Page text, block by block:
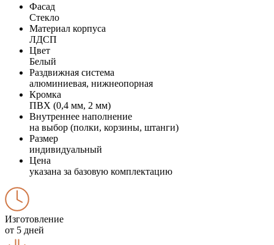
Фасад
Стекло
Материал корпуса
ЛДСП
Цвет
Белый
Раздвижная система
алюминиевая, нижнеопорная
Кромка
ПВХ (0,4 мм, 2 мм)
Внутреннее наполнение
на выбор (полки, корзины, штанги)
Размер
индивидуальный
Цена
указана за базовую комплектацию
Изготовление
от 5 дней